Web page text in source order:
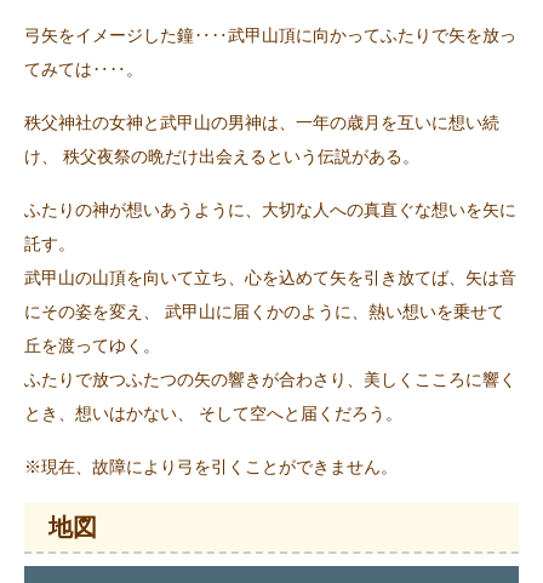
弓矢をイメージした鐘‥‥武甲山頂に向かってふたりで矢を放っ
てみては‥‥。
秩父神社の女神と武甲山の男神は、一年の歳月を互いに想い続
け、 秩父夜祭の晩だけ出会えるという伝説がある。
ふたりの神が想いあうように、大切な人への真直ぐな想いを矢に
託す。
武甲山の山頂を向いて立ち、心を込めて矢を引き放てば、矢は音
にその姿を変え、 武甲山に届くかのように、熱い想いを乗せて
丘を渡ってゆく。
ふたりで放つふたつの矢の響きが合わさり、美しくこころに響く
とき、想いはかない、 そして空へと届くだろう。
※現在、故障により弓を引くことができません。
地図